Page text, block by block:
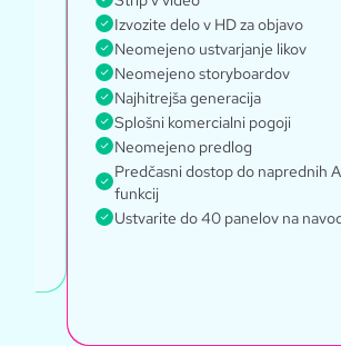
Izvozite delo v HD za objavo
Neomejeno ustvarjanje likov
Neomejeno storyboardov
Najhitrejša generacija
Splošni komercialni pogoji
Neomejeno predlog
Predčasni dostop do naprednih
funkcij
Ustvarite do 40 panelov na